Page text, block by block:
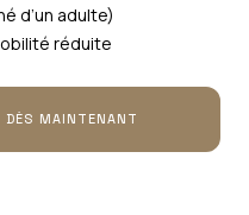
d’un adulte)
réduite
DÈS MAINTENANT